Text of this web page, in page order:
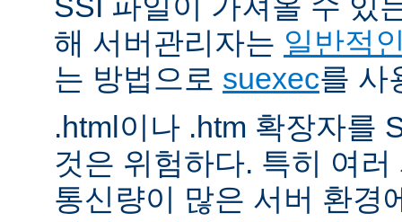
해 서버관리자는 일반적
는 방법으로 suexec를 사
.html이나 .htm 확장자를
것은 위험하다. 특히 여
통신량이 많은 서버 환경